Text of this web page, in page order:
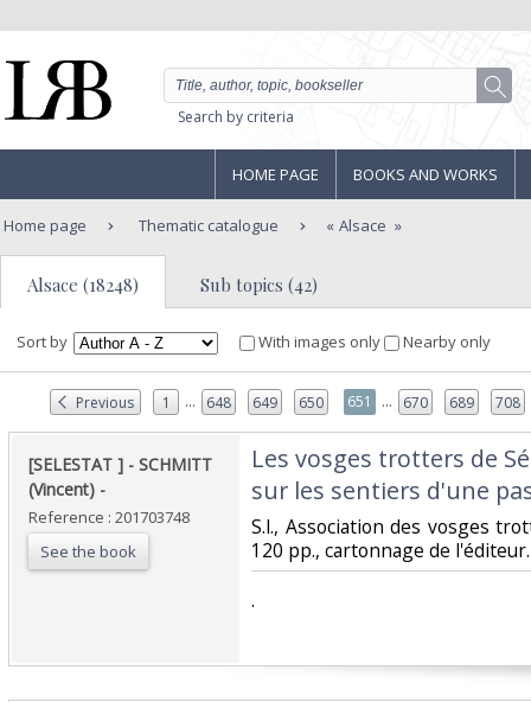
Search by criteria
HOME PAGE BOOKS AND WORKS
Home page Thematic catalogue Alsace
Alsace (18248) Sub topics (42)
Sort by With images only Nearby only
Previous 1 ... 648 649 650 651 ... 670 689 708
‎[SELESTAT ] - SCHMITT
(Vincent) - ‎
Reference : 201703748
See the book
‎Les vosges trotters de
sur les sentiers d'une
‎S.l., Association des vosges
120 pp., cartonnage de l'éditeur.‎
‎.‎